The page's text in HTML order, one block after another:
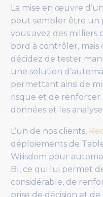
La mise en œuvre
peut sembler être un
vous avez des
bord à contrôler, mais
décidez de tester
une solution
permettant ainsi de
risque et de renforcer
données et les
L’un de nos clients,
déploiements de
Wiiisdom pour
BI, ce qui lui permet
considérable, de
prise de décision et